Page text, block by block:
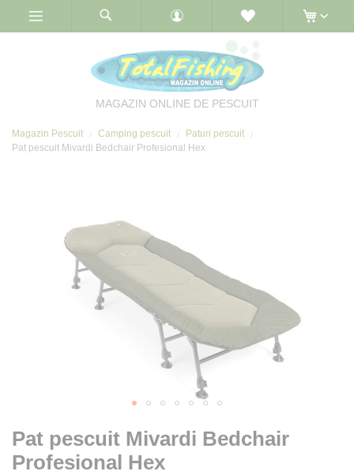
MAGAZIN ONLINE DE PESCUIT
Magazin Pescuit Camping pescuit
Paturi pescuit
Pat pescuit Mivardi Bedchair Profesional Hex
Pat pescuit Mivardi Bedchair
Profesional Hex